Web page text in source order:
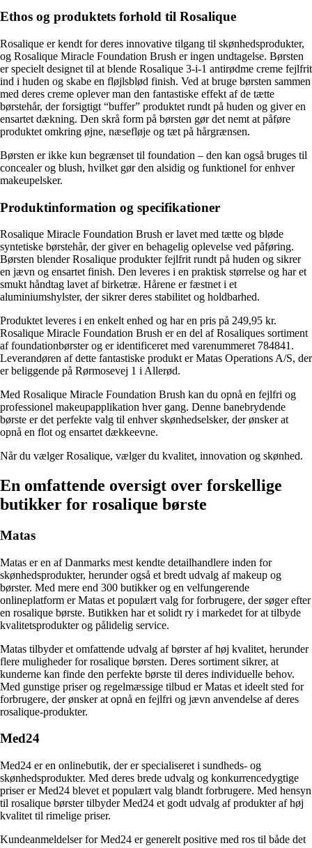
Ethos og produktets forhold til Rosalique
Rosalique er kendt for deres innovative tilgang til skønhedsprodukter,
og Rosalique Miracle Foundation Brush er ingen undtagelse. Børsten
er specielt designet til at blende Rosalique 3-i-1 antirødme creme fejlfrit
ind i huden og skabe en fløjlsblød finish. Ved at bruge børsten sammen
med deres creme oplever man den fantastiske effekt af de tætte
børstehår, der forsigtigt “buffer” produktet rundt på huden og giver en
ensartet dækning. Den skrå form på børsten gør det nemt at påføre
produktet omkring øjne, næsefløje og tæt på hårgrænsen.
Børsten er ikke kun begrænset til foundation – den kan også bruges til
concealer og blush, hvilket gør den alsidig og funktionel for enhver
makeupelsker.
Produktinformation og specifikationer
Rosalique Miracle Foundation Brush er lavet med tætte og bløde
syntetiske børstehår, der giver en behagelig oplevelse ved påføring.
Børsten blender Rosalique produkter fejlfrit rundt på huden og sikrer
en jævn og ensartet finish. Den leveres i en praktisk størrelse og har et
smukt håndtag lavet af birketræ. Hårene er fæstnet i et
aluminiumshylster, der sikrer deres stabilitet og holdbarhed.
Produktet leveres i en enkelt enhed og har en pris på 249,95 kr.
Rosalique Miracle Foundation Brush er en del af Rosaliques sortiment
af foundationbørster og er identificeret med varenummeret 784841.
Leverandøren af dette fantastiske produkt er Matas Operations A/S, der
er beliggende på Rørmosevej 1 i Allerød.
Med Rosalique Miracle Foundation Brush kan du opnå en fejlfri og
professionel makeupapplikation hver gang. Denne banebrydende
børste er det perfekte valg til enhver skønhedselsker, der ønsker at
opnå en flot og ensartet dækkeevne.
Når du vælger Rosalique, vælger du kvalitet, innovation og skønhed.
En omfattende oversigt over forskellige
butikker for rosalique børste
Matas
Matas er en af Danmarks mest kendte detailhandlere inden for
skønhedsprodukter, herunder også et bredt udvalg af makeup og
børster. Med mere end 300 butikker og en velfungerende
onlineplatform er Matas et populært valg for forbrugere, der søger efter
en rosalique børste. Butikken har et solidt ry i markedet for at tilbyde
kvalitetsprodukter og pålidelig service.
Matas tilbyder et omfattende udvalg af børster af høj kvalitet, herunder
flere muligheder for rosalique børsten. Deres sortiment sikrer, at
kunderne kan finde den perfekte børste til deres individuelle behov.
Med gunstige priser og regelmæssige tilbud er Matas et ideelt sted for
forbrugere, der ønsker at opnå en fejlfri og jævn anvendelse af deres
rosalique-produkter.
Med24
Med24 er en onlinebutik, der er specialiseret i sundheds- og
skønhedsprodukter. Med deres brede udvalg og konkurrencedygtige
priser er Med24 blevet et populært valg blandt forbrugere. Med hensyn
til rosalique børster tilbyder Med24 et godt udvalg af produkter af høj
kvalitet til rimelige priser.
Kundeanmeldelser for Med24 er generelt positive med ros til både det